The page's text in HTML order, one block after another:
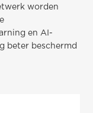
worden
en AI-
beter beschermd